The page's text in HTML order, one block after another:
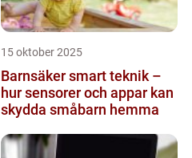
15 oktober 2025
Barnsäker smart teknik –
hur sensorer och appar kan
skydda småbarn hemma